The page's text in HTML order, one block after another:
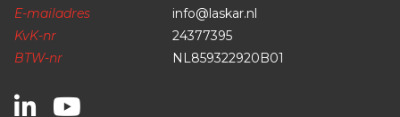
E-mailadres
info@laskar.nl
KvK-nr
24377395
BTW-nr
NL859322920B01